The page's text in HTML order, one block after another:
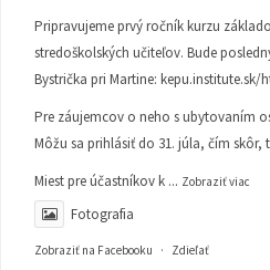
Pripravujeme prvý ročník kurzu
stredoškolských učiteľov. Bude
Bystrička pri Martine: kepu.institute.sk/
Pre záujemcov o neho s ubytovaním
Môžu sa prihlásiť do 31. júla, čím skôr,
Miest pre účastníkov k ... Zobraziť viac
Fotografia
Zobraziť na Facebooku · Zdieľať